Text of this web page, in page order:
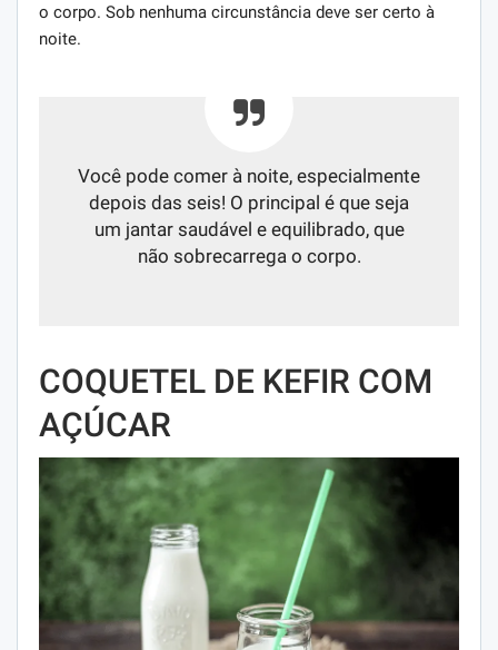
o corpo. Sob nenhuma circunstância deve ser certo à
noite.
Você pode comer à noite, especialmente
depois das seis! O principal é que seja
um jantar saudável e equilibrado, que
não sobrecarrega o corpo.
COQUETEL DE KEFIR COM
AÇÚCAR